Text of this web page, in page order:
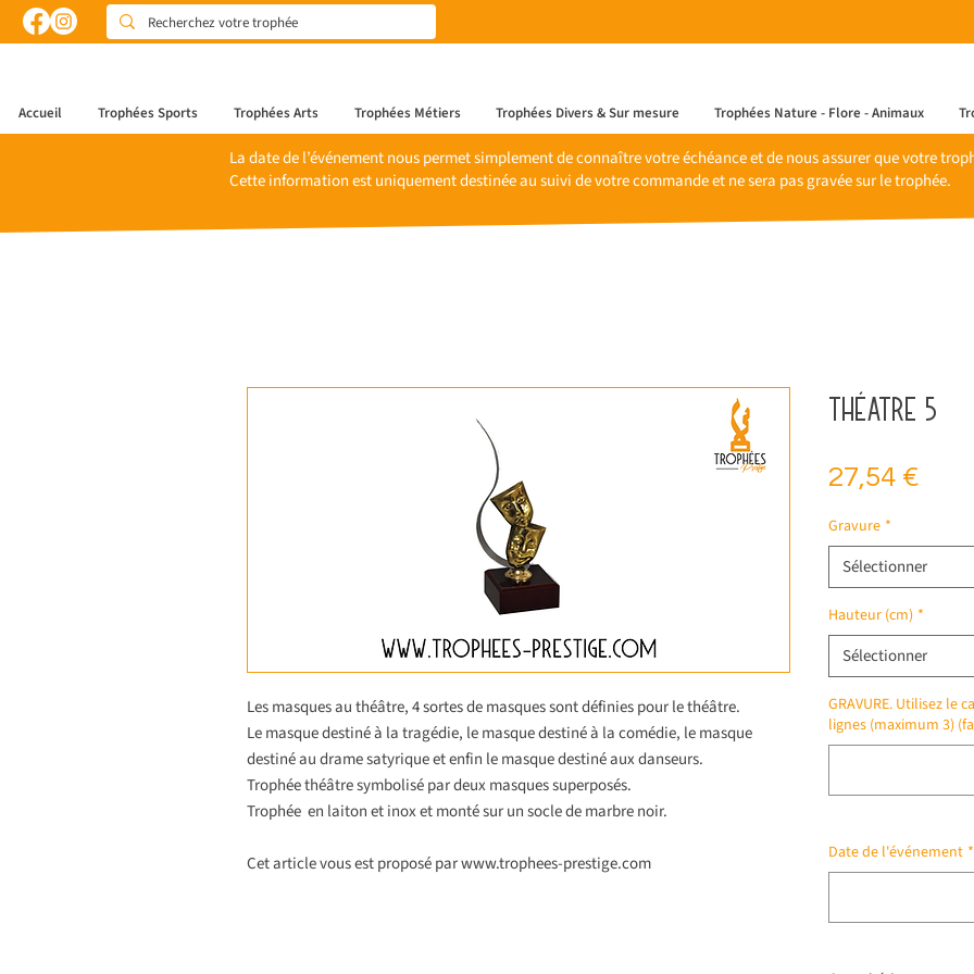
Accueil Trophées Sports Trophées Arts Trophées Métiers Trophées Divers & Sur mesure Trophées Nature - Flore - Animaux
La date de l’événement nous permet simplement de connaître votre échéance et de nous assurer que votre
Cette information est uniquement destinée au suivi de votre commande et ne sera pas gravée sur le trophée.
Les masques au théâtre, 4 sortes de masques sont définies pour le théâtre.
Le masque destiné à la tragédie, le masque destiné à la comédie, le masque
destiné au drame satyrique et enfin le masque destiné aux danseurs.
Trophée théâtre symbolisé par deux masques superposés.
Trophée en laiton et inox et monté sur un socle de marbre noir.
Cet article vous est proposé par www.trophees-prestige.com
Théatre 5
27,54 €
Gravure *
Sélectionner
Hauteur (cm) *
Sélectionner
GRAVURE. Utilisez le
lignes (maximum 3)
Date de l'événement *